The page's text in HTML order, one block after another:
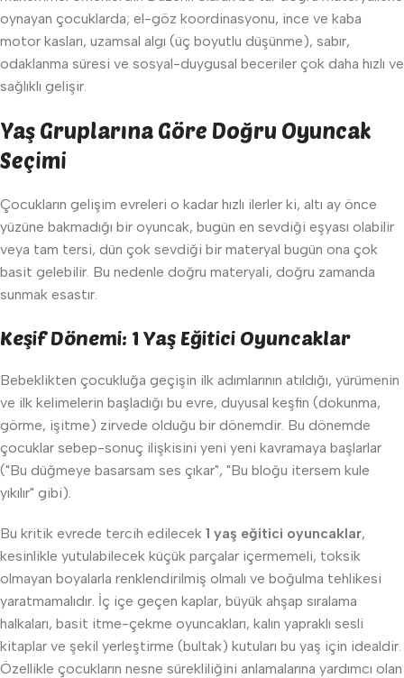
oynayan çocuklarda; el-göz koordinasyonu, ince ve kaba
motor kasları, uzamsal algı (üç boyutlu düşünme), sabır,
odaklanma süresi ve sosyal-duygusal beceriler çok daha hızlı ve
sağlıklı gelişir.
Yaş Gruplarına Göre Doğru Oyuncak
Seçimi
Çocukların gelişim evreleri o kadar hızlı ilerler ki, altı ay önce
yüzüne bakmadığı bir oyuncak, bugün en sevdiği eşyası olabilir
veya tam tersi, dün çok sevdiği bir materyal bugün ona çok
basit gelebilir. Bu nedenle doğru materyali, doğru zamanda
sunmak esastır.
Keşif Dönemi: 1 Yaş Eğitici Oyuncaklar
Bebeklikten çocukluğa geçişin ilk adımlarının atıldığı, yürümenin
ve ilk kelimelerin başladığı bu evre, duyusal keşfin (dokunma,
görme, işitme) zirvede olduğu bir dönemdir. Bu dönemde
çocuklar sebep-sonuç ilişkisini yeni yeni kavramaya başlarlar
("Bu düğmeye basarsam ses çıkar", "Bu bloğu itersem kule
yıkılır" gibi).
Bu kritik evrede tercih edilecek 1 yaş eğitici oyuncaklar,
kesinlikle yutulabilecek küçük parçalar içermemeli, toksik
olmayan boyalarla renklendirilmiş olmalı ve boğulma tehlikesi
yaratmamalıdır. İç içe geçen kaplar, büyük ahşap sıralama
halkaları, basit itme-çekme oyuncakları, kalın yapraklı sesli
kitaplar ve şekil yerleştirme (bultak) kutuları bu yaş için idealdir.
Özellikle çocukların nesne sürekliliğini anlamalarına yardımcı olan